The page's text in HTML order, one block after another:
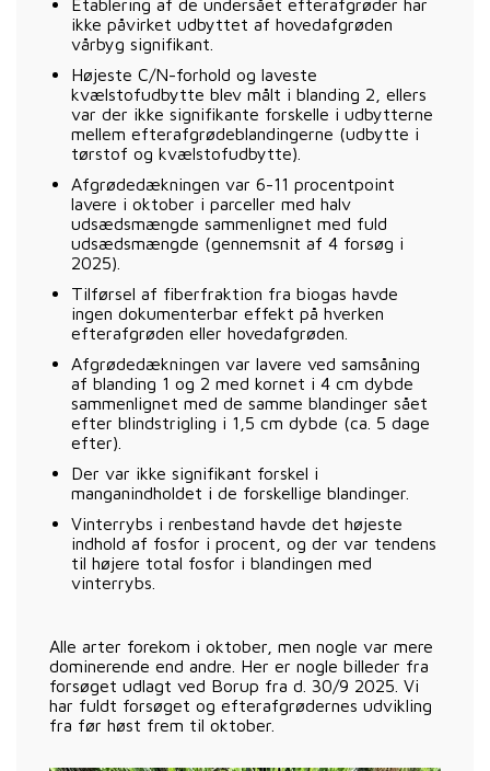
Etablering af de undersået efterafgrøder har
ikke påvirket udbyttet af hovedafgrøden
vårbyg signifikant.
Højeste C/N-forhold og laveste
kvælstofudbytte blev målt i blanding 2, ellers
var der ikke signifikante forskelle i udbytterne
mellem efterafgrødeblandingerne (udbytte i
tørstof og kvælstofudbytte).
Afgrødedækningen var 6-11 procentpoint
lavere i oktober i parceller med halv
udsædsmængde sammenlignet med fuld
udsædsmængde (gennemsnit af 4 forsøg i
2025).
Tilførsel af fiberfraktion fra biogas havde
ingen dokumenterbar effekt på hverken
efterafgrøden eller hovedafgrøden.
Afgrødedækningen var lavere ved samsåning
af blanding 1 og 2 med kornet i 4 cm dybde
sammenlignet med de samme blandinger sået
efter blindstrigling i 1,5 cm dybde (ca. 5 dage
efter).
Der var ikke signifikant forskel i
manganindholdet i de forskellige blandinger.
Vinterrybs i renbestand havde det højeste
indhold af fosfor i procent, og der var tendens
til højere total fosfor i blandingen med
vinterrybs.
Alle arter forekom i oktober, men nogle var mere
dominerende end andre. Her er nogle billeder fra
forsøget udlagt ved Borup fra d. 30/9 2025. Vi
har fuldt forsøget og efterafgrødernes udvikling
fra før høst frem til oktober.